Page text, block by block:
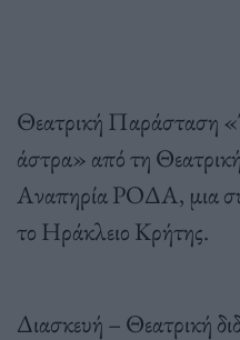
Θεατρική Παράσταση
άστρα» από τη
Αναπηρία ΡΟΔΑ, μια
το Ηράκλειο Κρήτης.
Διασκευή – Θεατρική